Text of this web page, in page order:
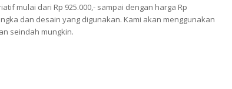
mulai dari Rp 925.000,- sampai dengan harga Rp
dan desain yang digunakan. Kami akan menggunakan
seindah mungkin.